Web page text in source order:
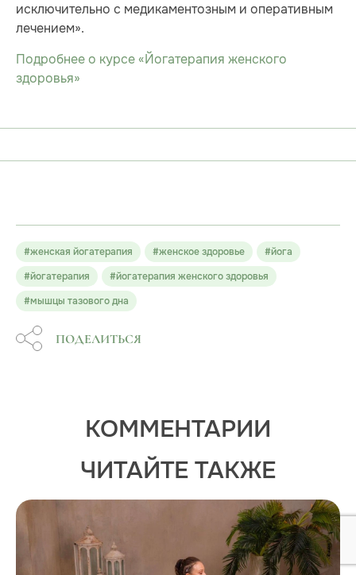
исключительно с медикаментозным и оперативным
лечением».
Подробнее о курсе «Йогатерапия женского
здоровья»
#женская йогатерапия #женское здоровье
#йога
#йогатерапия
#йогатерапия женского здоровья
#мышцы тазового дна
ПОДЕЛИТЬСЯ
КОММЕНТАРИИ
ЧИТАЙТЕ ТАКЖЕ